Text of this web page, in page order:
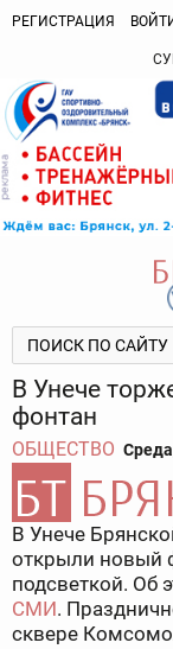
РЕГИСТРАЦИЯ
В Унече
фонтан
ОБЩЕСТВО
В Унече
открыли новый
подсветкой. Об
СМИ.
сквере